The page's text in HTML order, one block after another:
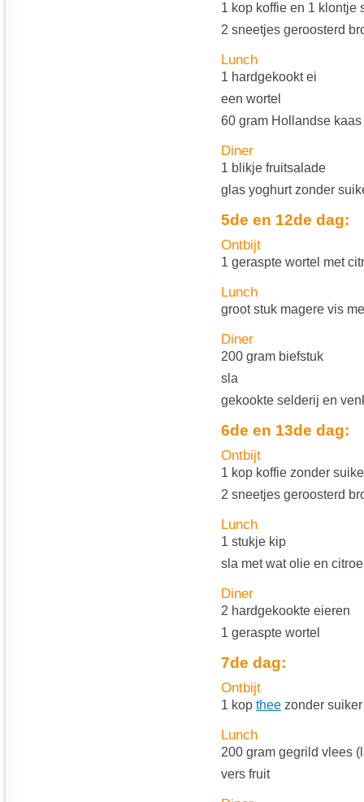
1 kop koffie en 1 klontje
2 sneetjes geroosterd
Lunch
1 hardgekookt ei
een wortel
60 gram Hollandse kaas
Diner
1 blikje fruitsalade
glas yoghurt zonder
5de en 12de dag:
Ontbijt
1 geraspte wortel met
Lunch
groot stuk magere vis
Diner
200 gram biefstuk
sla
gekookte selderij en
6de en 13de dag:
Ontbijt
1 kop koffie zonder
2 sneetjes geroosterd
Lunch
1 stukje kip
sla met wat olie en
Diner
2 hardgekookte eieren
1 geraspte wortel
7de dag:
Ontbijt
1 kop thee zonder suiker
Lunch
200 gram gegrild vlees
vers fruit